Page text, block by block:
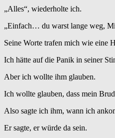
„Alles“, wiederholte ich.
„Einfach… du warst lange weg,
Seine Worte trafen mich wie eine
Ich hätte auf die Panik in seiner
Aber ich wollte ihm glauben.
Ich wollte glauben, dass mein
Also sagte ich ihm, wann ich
Er sagte, er würde da sein.